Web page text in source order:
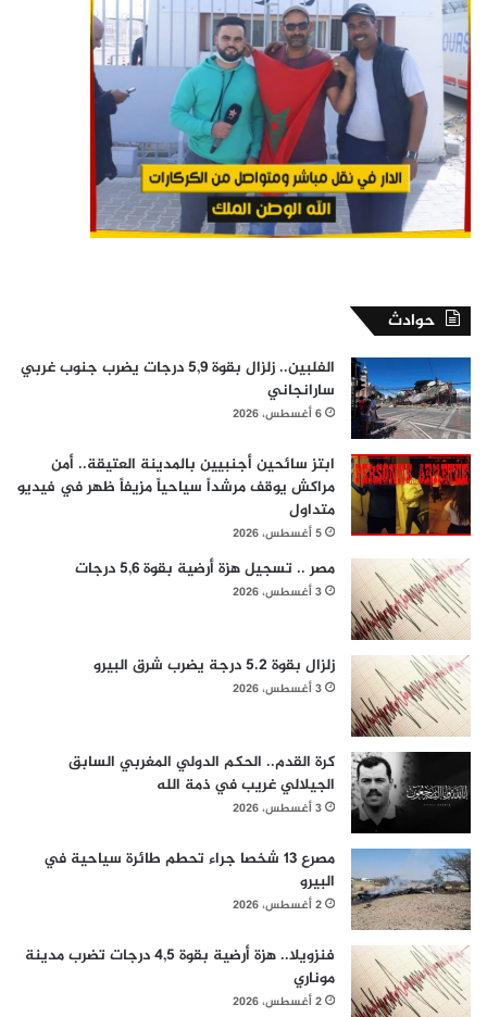
حوادث
الفلبين.. زلزال بقوة 5,9 درجات يضرب جنوب غربي
سارانجاني
6 أغسطس، 2026
ابتز سائحين أجنبيين بالمدينة العتيقة.. أمن
مراكش يوقف مرشداً سياحياً مزيفاً ظهر في فيديو
متداول
5 أغسطس، 2026
مصر .. تسجيل هزة أرضية بقوة 5,6 درجات
3 أغسطس، 2026
زلزال بقوة 5.2 درجة يضرب شرق البيرو
3 أغسطس، 2026
كرة القدم.. الحكم الدولي المغربي السابق
الجيلالي غريب في ذمة الله
3 أغسطس، 2026
مصرع 13 شخصا جراء تحطم طائرة سياحية في
البيرو
2 أغسطس، 2026
فنزويلا.. هزة أرضية بقوة 4,5 درجات تضرب مدينة
موناري
2 أغسطس، 2026